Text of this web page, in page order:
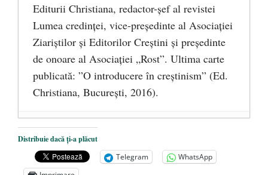
Editurii Christiana, redactor-şef al revistei
Lumea credinţei, vice-preşedinte al Asociaţiei
Ziariştilor şi Editorilor Creştini şi preşedinte
de onoare al Asociaţiei „Rost”. Ultima carte
publicată: ”O introducere în creștinism” (Ed.
Christiana, Bucureşti, 2016).
DANA KONYA-PETRIȘOR, ÎNTRU
VEȘNICĂ POMENIRE
- 17 martie 2021
ÎNĂLȚATU-S-A! - 28 mai 2020
Distribuie dacă ți-a plăcut
Telegram
WhatsApp